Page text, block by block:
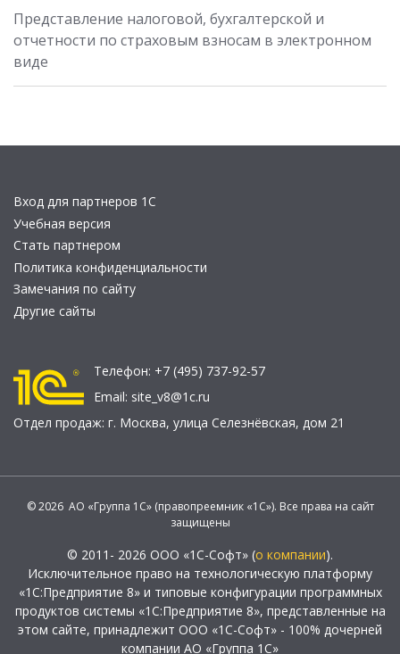
Представление налоговой, бухгалтерской и
отчетности по страховым взносам в электронном
виде
Вход для партнеров 1С
Учебная версия
Стать партнером
Политика конфиденциальности
Замечания по сайту
Другие сайты
Телефон: +7 (495) 737-92-57
Email: site_v8@1c.ru
Отдел продаж: г. Москва, улица Селезнёвская, дом 21
© 2026 АО «Группа 1С» (правопреемник «1С»). Все права на сайт
защищены
© 2011- 2026 ООО «1С-Софт» (о компании).
Исключительное право на технологическую платформу
«1С:Предприятие 8» и типовые конфигурации программных
продуктов системы «1С:Предприятие 8», представленные на
этом сайте, принадлежит ООО «1С-Софт» - 100% дочерней
компании АО «Группа 1С»